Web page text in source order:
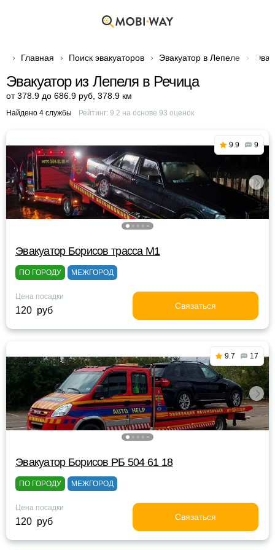
Главная Поиск эвакуаторов Эвакуатор в Лепеле
Эвакуатор из Лепеля в Речица
от 378.9 до 686.9 руб 378.9 км
Найдено 4 службы Рейтинг: 9.2 на основе 93 оценок
9.9 9
Эвакуатор Борисов трасса М1
ПО ГОРОДУ МЕЖГОРОД
Цена посадки
120 руб Связаться
9.7 17
Эвакуатор Борисов РБ 504 61 18
ПО ГОРОДУ МЕЖГОРОД
Цена посадки
120 руб Связаться